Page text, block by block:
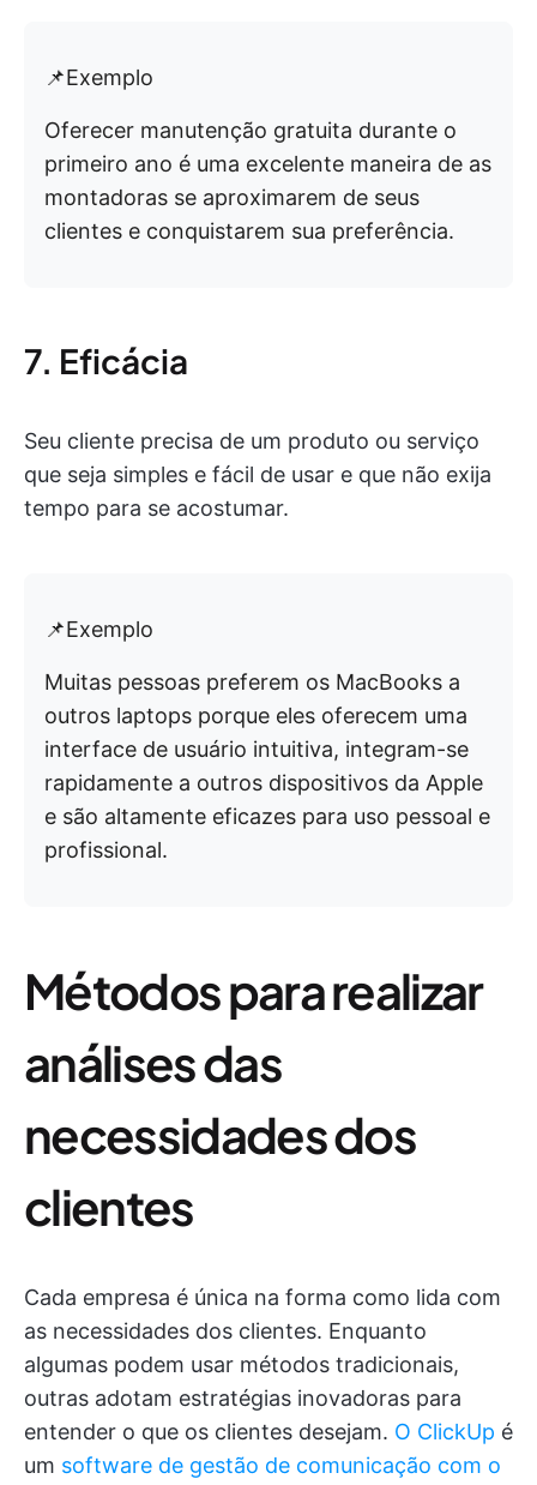
📌Exemplo
Oferecer manutenção gratuita durante o
primeiro ano é uma excelente maneira de as
montadoras se aproximarem de seus
clientes e conquistarem sua preferência.
7. Eficácia
Seu cliente precisa de um produto ou serviço
que seja simples e fácil de usar e que não exija
tempo para se acostumar.
📌Exemplo
Muitas pessoas preferem os MacBooks a
outros laptops porque eles oferecem uma
interface de usuário intuitiva, integram-se
rapidamente a outros dispositivos da Apple
e são altamente eficazes para uso pessoal e
profissional.
Métodos para realizar
análises das
necessidades dos
clientes
Cada empresa é única na forma como lida com
as necessidades dos clientes. Enquanto
algumas podem usar métodos tradicionais,
outras adotam estratégias inovadoras para
entender o que os clientes desejam. O ClickUp é
um software de gestão de comunicação com o